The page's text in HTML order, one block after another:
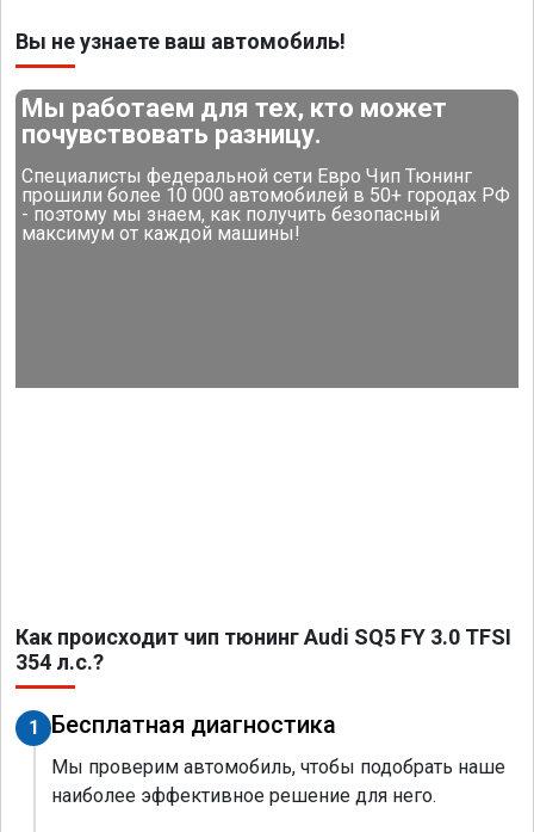
Вы не узнаете ваш автомобиль!
Мы работаем для тех, кто может
почувствовать разницу.
Специалисты федеральной сети Евро Чип Тюнинг
прошили более 10 000 автомобилей в 50+ городах РФ
- поэтому мы знаем, как получить безопасный
максимум от каждой машины!
Как происходит чип тюнинг Audi SQ5 FY 3.0 TFSI
354 л.с.?
1 Бесплатная диагностика
Мы проверим автомобиль, чтобы подобрать наше
наиболее эффективное решение для него.